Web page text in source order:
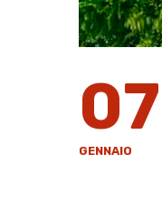
07
GENNAIO